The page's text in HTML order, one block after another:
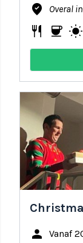
where_to_vote Overal
restaurant coffee wb_sunny
person Vanaf